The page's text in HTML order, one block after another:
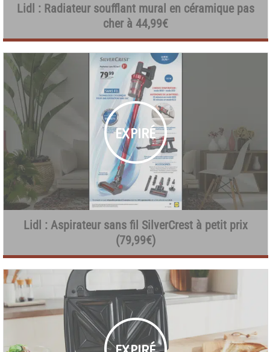
Lidl : Radiateur soufflant mural en céramique pas
cher à 44,99€
Lidl : Aspirateur sans fil SilverCrest à petit prix
(79,99€)